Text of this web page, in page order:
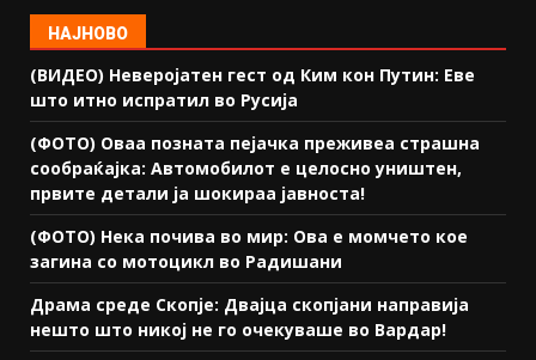
НАЈНОВО
(ВИДЕО) Неверојатен гест од Ким кон Путин: Еве
што итно испратил во Русија
(ФОТО) Оваа позната пејачка преживеа страшна
сообраќајка: Автомобилот е целосно уништен,
првите детали ја шокираа јавноста!
(ФОТО) Нека почива во мир: Ова е момчето кое
загина со мотоцикл во Радишани
Драма среде Скопје: Двајца скопјани направија
нешто што никој не го очекуваше во Вардар!